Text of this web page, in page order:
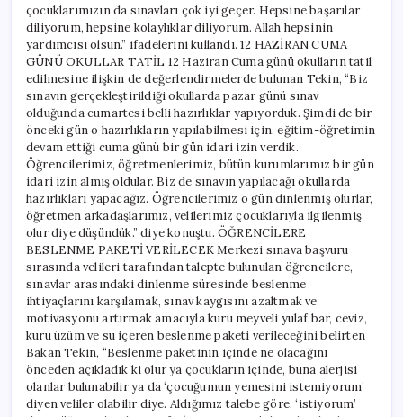
çocuklarımızın da sınavları çok iyi geçer. Hepsine başarılar
diliyorum, hepsine kolaylıklar diliyorum. Allah hepsinin
yardımcısı olsun.” ifadelerini kullandı. 12 HAZİRAN CUMA
GÜNÜ OKULLAR TATİL 12 Haziran Cuma günü okulların tatil
edilmesine ilişkin de değerlendirmelerde bulunan Tekin, “Biz
sınavın gerçekleştirildiği okullarda pazar günü sınav
olduğunda cumartesi belli hazırlıklar yapıyorduk. Şimdi de bir
önceki gün o hazırlıkların yapılabilmesi için, eğitim-öğretimin
devam ettiği cuma günü bir gün idari izin verdik.
Öğrencilerimiz, öğretmenlerimiz, bütün kurumlarımız bir gün
idari izin almış oldular. Biz de sınavın yapılacağı okullarda
hazırlıkları yapacağız. Öğrencilerimiz o gün dinlenmiş olurlar,
öğretmen arkadaşlarımız, velilerimiz çocuklarıyla ilgilenmiş
olur diye düşündük.” diye konuştu. ÖĞRENCİLERE
BESLENME PAKETİ VERİLECEK Merkezi sınava başvuru
sırasında velileri tarafından talepte bulunulan öğrencilere,
sınavlar arasındaki dinlenme süresinde beslenme
ihtiyaçlarını karşılamak, sınav kaygısını azaltmak ve
motivasyonu artırmak amacıyla kuru meyveli yulaf bar, ceviz,
kuru üzüm ve su içeren beslenme paketi verileceğini belirten
Bakan Tekin, “Beslenme paketinin içinde ne olacağını
önceden açıkladık ki olur ya çocukların içinde, buna alerjisi
olanlar bulunabilir ya da ‘çocuğumun yemesini istemiyorum’
diyen veliler olabilir diye. Aldığımız talebe göre, ‘istiyorum’